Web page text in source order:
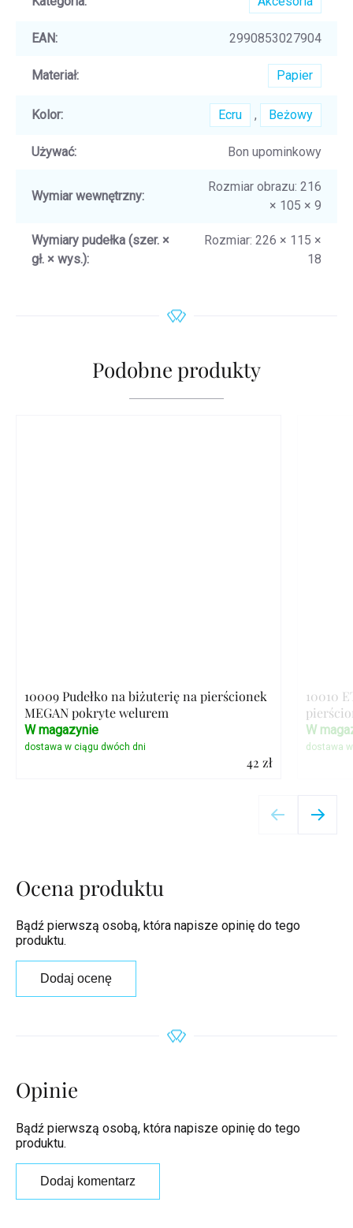
EAN: 2990853027904
Materiał: Papier
Kolor: Ecru , Beżowy
Używać: Bon upominkowy
Wymiar wewnętrzny:
Rozmiar obrazu: 216
× 105 × 9
Wymiary pudełka (szer. ×
gł. × wys.):
Rozmiar: 226 × 115 ×
18
Podobne produkty
10009 Pudełko na biżuterię na pierścionek
MEGAN pokryte welurem
42 zł
W magazynie
10010
W
Ocena produktu
Bądź pierwszą osobą, która napisze opinię do tego
produktu.
Dodaj ocenę
Opinie
Bądź pierwszą osobą, która napisze opinię do tego
produktu.
Dodaj komentarz